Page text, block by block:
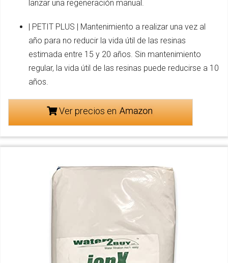
lanzar una regeneración manual.
| PETIT PLUS | Mantenimiento a realizar una vez al
año para no reducir la vida útil de las resinas
estimada entre 15 y 20 años. Sin mantenimiento
regular, la vida útil de las resinas puede reducirse a 10
años.
Ver precios en